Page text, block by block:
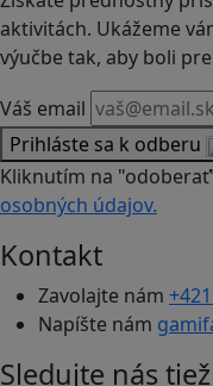
aktivitách. Ukážeme
výučbe tak, aby boli
Váš email
Prihláste sa k odberu
Kliknutím na
osobných údajov.
Kontakt
Zavolajte nám
Napíšte nám
Sledujte nás